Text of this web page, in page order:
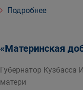
Подробнее
«Материнская
Губернатор
матери